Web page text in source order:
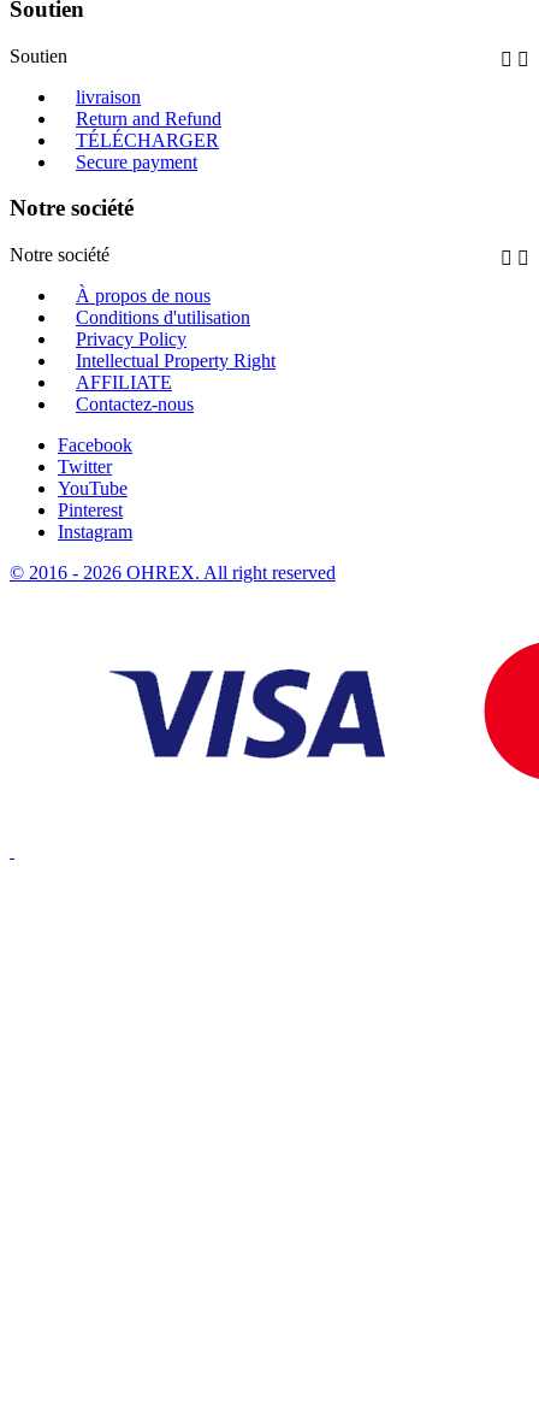
Soutien
Soutien  
livraison
Return and Refund
TÉLÉCHARGER
Secure payment
Notre société
Notre société  
À propos de nous
Conditions d'utilisation
Privacy Policy
Intellectual Property Right
AFFILIATE
Contactez-nous
Facebook
Twitter
YouTube
Pinterest
Instagram
© 2016 - 2026 OHREX. All right reserved